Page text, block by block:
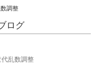
調整
ログ
代乱数調整